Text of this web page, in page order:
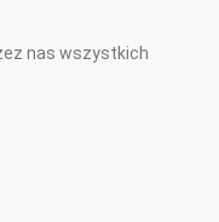
nas wszystkich